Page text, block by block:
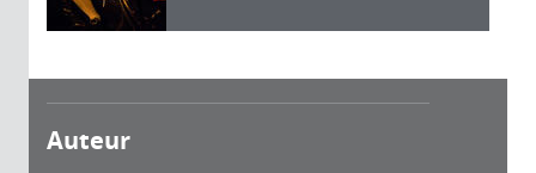
Auteur